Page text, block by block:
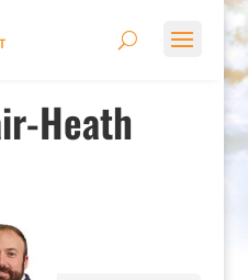
Heath